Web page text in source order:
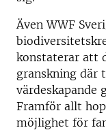
Även WWF
konstaterar att
granskning där
värdeskapande
Framför allt
möjlighet för